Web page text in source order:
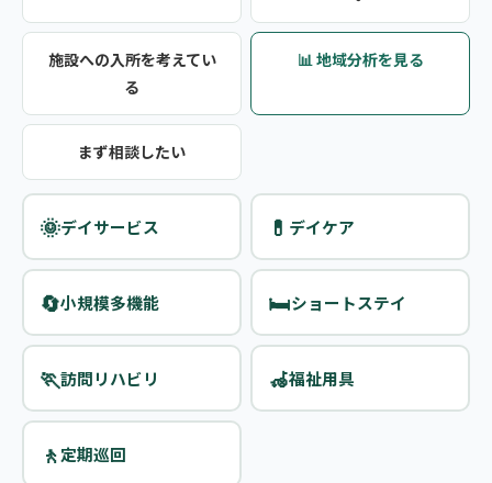
施設への入所を考えてい
る
📊 地域分析を見る
まず相談したい
🌞デイサービス 💊 デイケア
🔄小規模多機能 🛏️ショートステイ
🏃訪問リハビリ 🦽福祉用具
🚶定期巡回